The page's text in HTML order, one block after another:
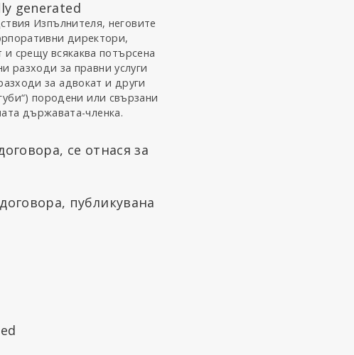
Изпълнителя, неговите
директори,
срещу всякаква потърсена
разходи за правни услуги
за адвокат и други
породени или свързани
държавата-членка.
се отнася за
публикувана